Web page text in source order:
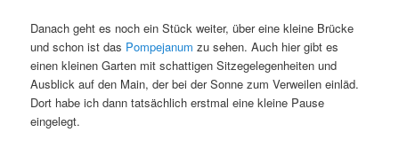
Danach geht es noch ein Stück weiter, über eine kleine Brücke
und schon ist das Pompejanumzu sehen. Auch hier gibt es
einen kleinen Garten mit schattigen Sitzegelegenheiten und
Ausblick auf den Main, der bei der Sonne zum Verweilen einläd.
Dort habe ich dann tatsächlich erstmal eine kleine Pause
eingelegt.